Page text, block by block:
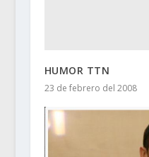
HUMOR TTN
23 de febrero del 2008